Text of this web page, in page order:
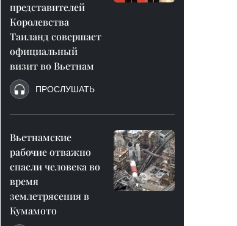
представителей
Королевства
Таиланд совершает
официальный
визит во Вьетнам
ПРОСЛУШАТЬ
Вьетнамские
рабочие отважно
спасли человека во
время
землетрясения в
Кумамото